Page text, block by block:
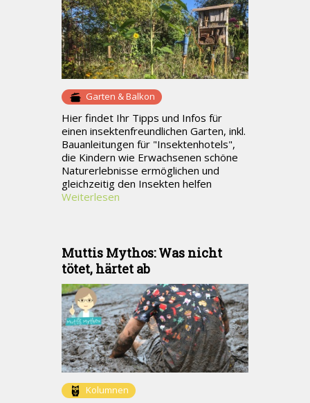
Garten & Balkon
Hier findet Ihr Tipps und Infos für
einen insektenfreundlichen Garten, inkl.
Bauanleitungen für "Insektenhotels",
die Kindern wie Erwachsenen schöne
Naturerlebnisse ermöglichen und
gleichzeitig den Insekten helfen
Weiterlesen
Muttis Mythos: Was nicht
tötet, härtet ab
Kolumnen